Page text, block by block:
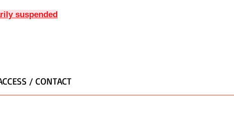
suspended
/ CONTACT